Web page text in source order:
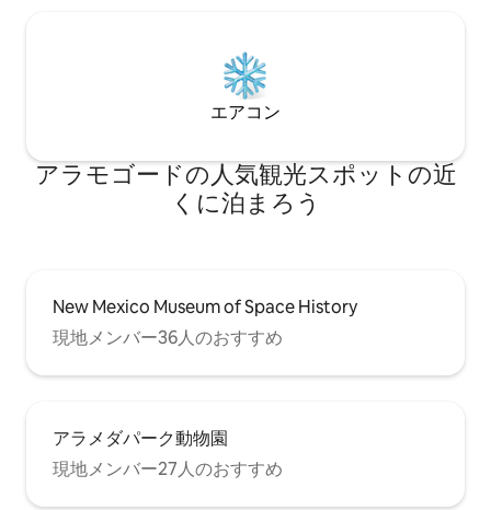
エアコン
アラモゴードの人気観光スポットの近
くに泊まろう
New Mexico Museum of Space History
現地メンバー36人のおすすめ
アラメダパーク動物園
現地メンバー27人のおすすめ